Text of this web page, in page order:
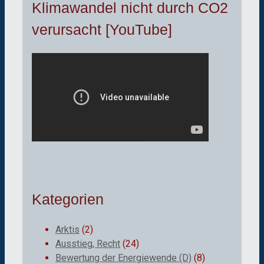
Klimawandel nicht durch CO2
verursacht [YouTube]
Kategorien
Arktis (2)
Ausstieg, Recht (24)
Bewertung der Energiewende (D) (8)